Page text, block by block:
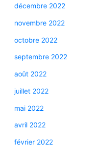
décembre 2022
novembre 2022
octobre 2022
septembre 2022
août 2022
juillet 2022
mai 2022
avril 2022
février 2022